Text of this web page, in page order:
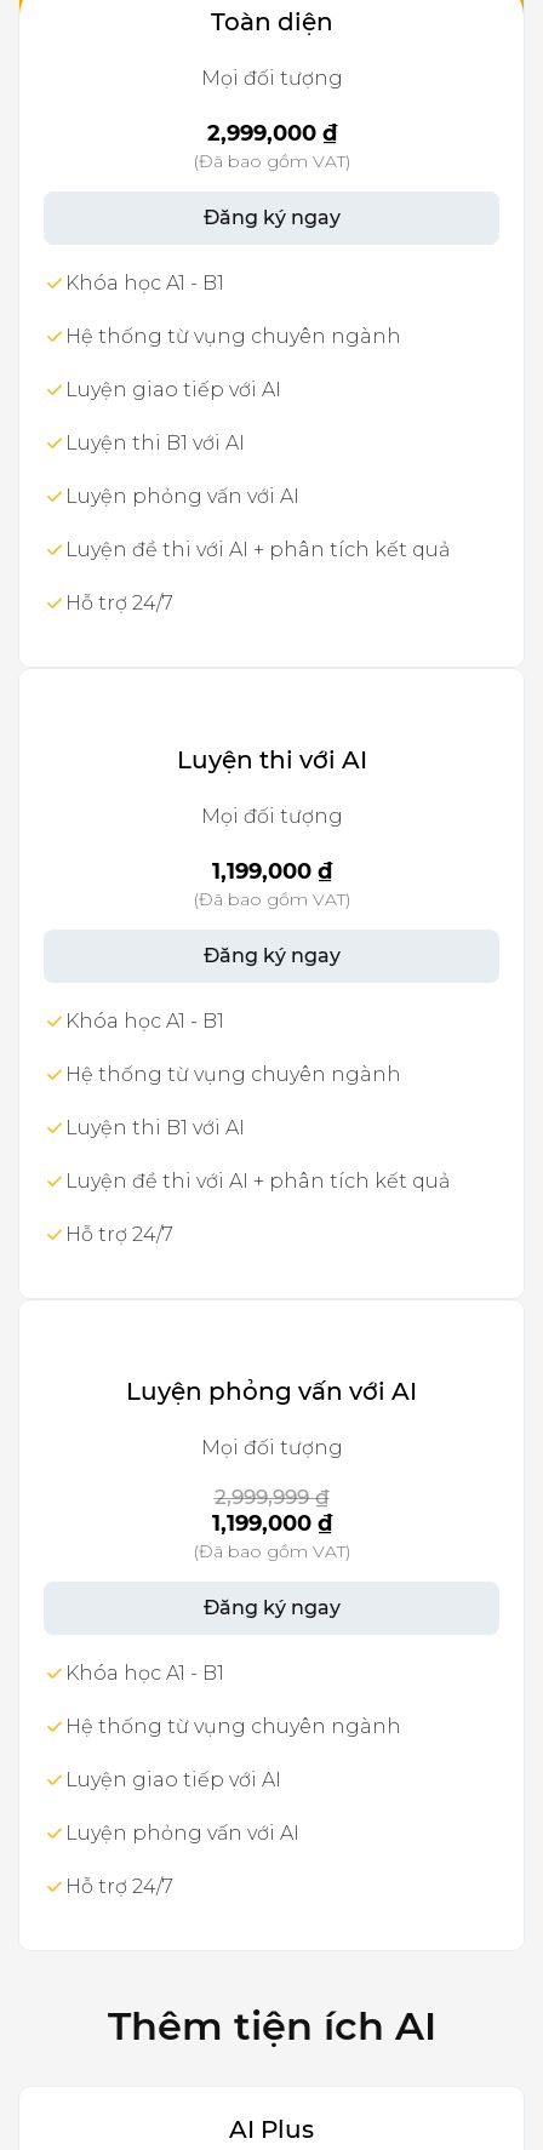
Toàn diện
Mọi đối tượng
2,999,000 ₫
(Đã bao gồm VAT)
Đăng ký ngay
Khóa học A1 - B1
Hệ thống từ vụng chuyên ngành
Luyện giao tiếp với AI
Luyện thi B1 với AI
Luyện phỏng vấn với AI
Luyện đề thi với AI + phân tích kết quả
Hỗ trợ 24/7
Luyện thi với AI
Mọi đối tượng
1,199,000 ₫
(Đã bao gồm VAT)
Đăng ký ngay
Khóa học A1 - B1
Hệ thống từ vụng chuyên ngành
Luyện thi B1 với AI
Luyện đề thi với AI + phân tích kết quả
Hỗ trợ 24/7
Luyện phỏng vấn với AI
Mọi đối tượng
2,999,999 ₫
1,199,000 ₫
(Đã bao gồm VAT)
Đăng ký ngay
Khóa học A1 - B1
Hệ thống từ vụng chuyên ngành
Luyện giao tiếp với AI
Luyện phỏng vấn với AI
Hỗ trợ 24/7
Thêm tiện ích AI
AI Plus